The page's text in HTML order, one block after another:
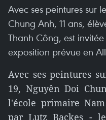
Avec ses peintures sur
Chung Anh, 11 ans,
Thanh Công, est
exposition prévue en
Avec ses peintures
19, Nguyên Doi
l'école primaire
par Lutz Backes -